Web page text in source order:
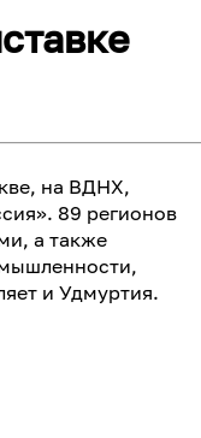
на ВДНХ,
89 регионов
а также
и Удмуртия.